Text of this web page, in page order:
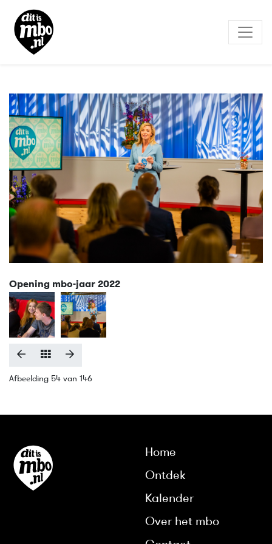
Opening mbo-jaar 2022
Afbeelding 54 van 146
Home
Ontdek
Kalender
Over het mbo